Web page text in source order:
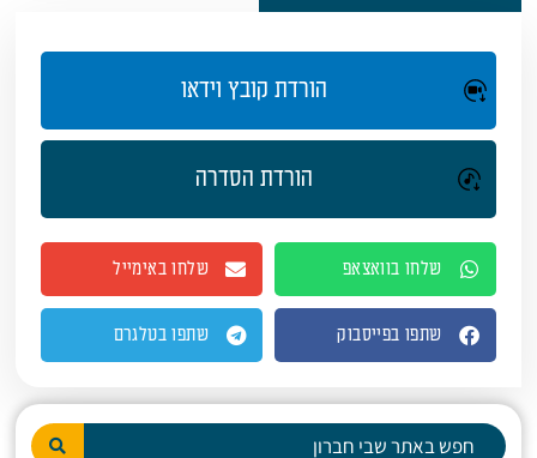
הורדת קובץ וידאו
הורדת הסדרה
שלחו בוואצאפ שלחו באימייל
שתפו בפייסבוק שתפו בטלגרם